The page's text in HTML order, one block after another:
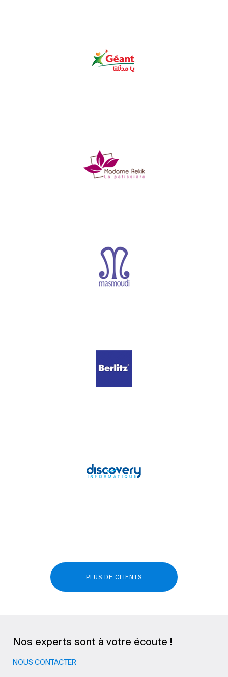
PLUS DE CLIENTS
Nos experts sont à votre écoute !
NOUS CONTACTER